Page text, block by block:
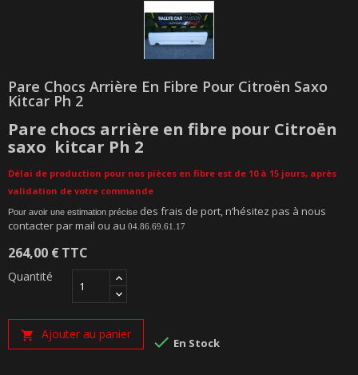
Pare Chocs Arrière En Fibre Pour Citroën Saxo
Kitcar Ph 2
Pare chocs arrière en fibre pour Citroën
saxo kitcar Ph 2
Délai de production pour nos pièces en fibre est de 10 à 15 jours, après
validation de votre commande
Pour avoir une estimation précise des frais de port, n’hésitez pas à nous
contacter par mail ou au 04.86.69.61.17
264,00 €TTC
Quantité
 Ajouter au panier  En Stock